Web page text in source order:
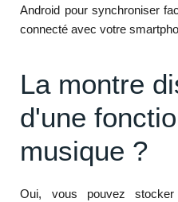
Android pour synchroniser
connecté avec votre
La montre
d'une
musique ?
Oui, vous pouvez